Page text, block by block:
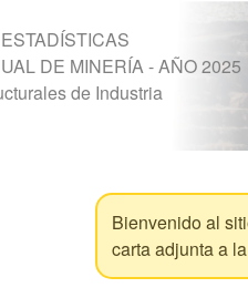
DE MINERÍA - AÑO 2025
de Industria
Bienvenido al
carta adjunta a